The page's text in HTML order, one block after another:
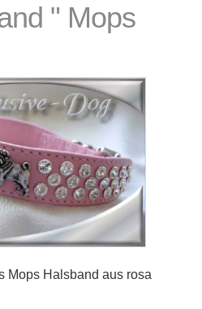
" Mops
Mops Halsband aus rosa